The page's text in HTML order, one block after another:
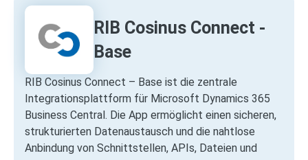
RIB Cosinus Connect -
Base
RIB Cosinus Connect – Base ist die zentrale
Integrationsplattform für Microsoft Dynamics 365
Business Central. Die App ermöglicht einen sicheren,
strukturierten Datenaustausch und die nahtlose
Anbindung von Schnittstellen, APIs, Dateien und